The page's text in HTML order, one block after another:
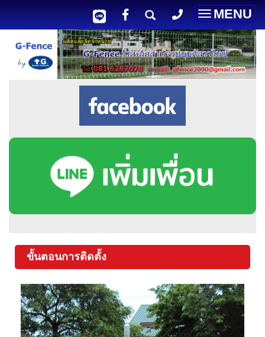
Toggle
MENU
ขั้นตอนการติดตั้ง